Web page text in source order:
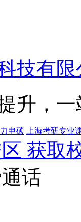
技有
升，
申硕 上海考研专业
获取
话